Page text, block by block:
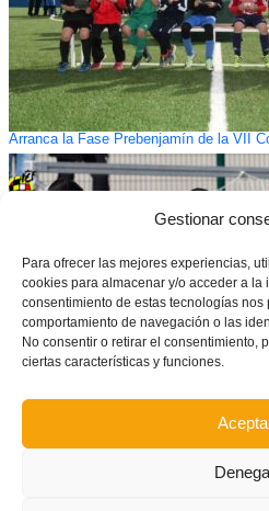
Gestionar
Para ofrecer las mejores experiencias,
cookies para almacenar y/o acceder a la
consentimiento de estas tecnologías
comportamiento de navegación o las
No consentir o retirar el consentimiento,
ciertas características y funciones.
Arranca la Fase Prebenjamín de la VII
Los valencianos copan de nuevo la